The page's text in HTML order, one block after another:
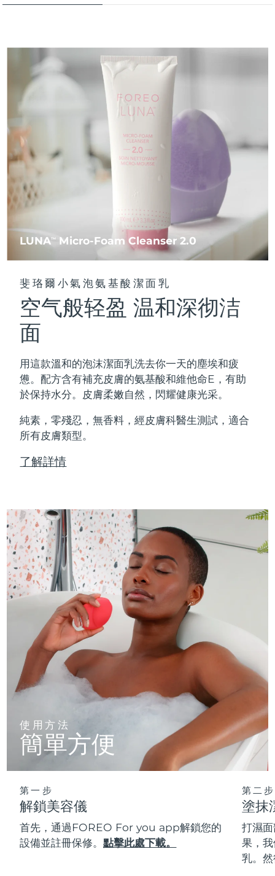
LUNATM Micro-Foam Cleanser 2.0
斐珞爾小氣泡氨基酸潔面乳
空气般轻盈 温和深彻洁
面
用這款溫和的泡沫潔面乳洗去你一天的塵埃和疲
憊。配方含有補充皮膚的氨基酸和維他命E，有助
於保持水分。皮膚柔嫩自然，閃耀健康光采。
純素，零殘忍，無香料，經皮膚科醫生測試，適合
所有皮膚類型。
了解詳情
使用方法
簡單方便
第一步
解鎖美容儀
首先，通過FOREO For you app解鎖您的
設備並註冊保修。點擊此處下載。
第二步
塗抹
打濕
果，
乳。